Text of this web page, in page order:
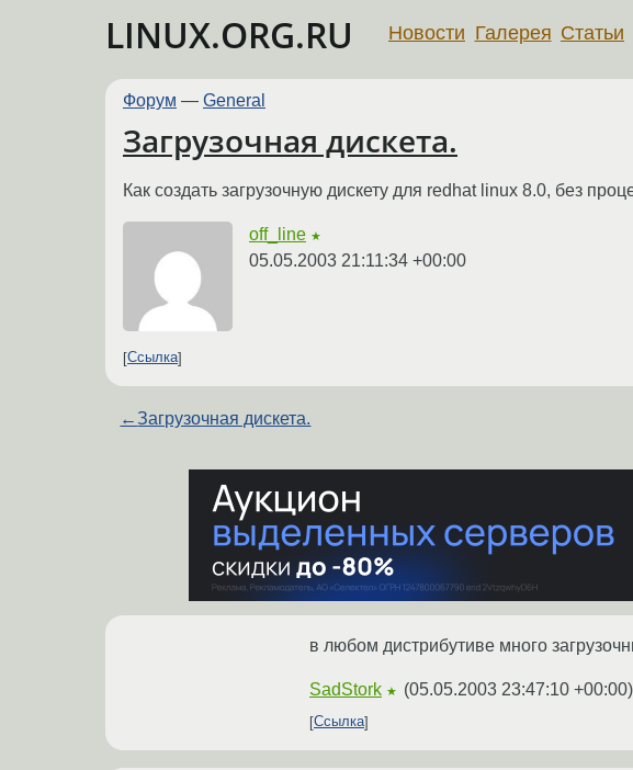
LINUX.ORG.RU Новости Галерея Статьи
Форум — General
Загрузочная дискета.
Как создать загрузочную дискету для redhat linux 8.0, без
off_line ★
05.05.2003 21:11:34 +00:00
Ссылка
←Загрузочная дискета.
в любом дистрибутиве много
SadStork ★ (05.05.2003 23:47:10 +00:00)
Ссылка